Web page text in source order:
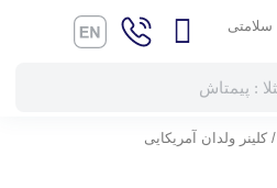
/ کلینر ولدان آمریکایی